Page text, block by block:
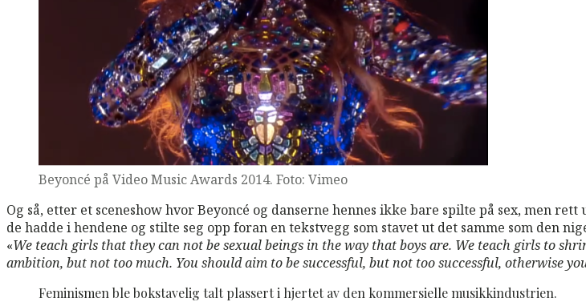
Beyoncé på Video Music Awards 2014. Foto: Vimeo
Og så, etter et sceneshow hvor Beyoncé og danserne hennes ikke bare spilte på sex, men
de hadde i hendene og stilte seg opp foran en tekstvegg som stavet ut det samme som den
«We teach girls that they can not be sexual beings in the way that boys are. We teach girls to
ambition, but not too much. You should aim to be successful, but not too successful, otherwise
Feminismen ble bokstavelig talt plassert i hjertet av den kommersielle musikkindustrien.